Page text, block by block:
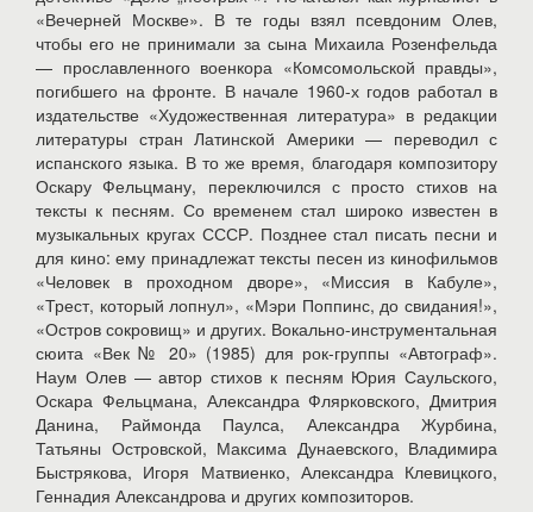
«Вечерней Москве». В те годы взял псевдоним Олев,
чтобы его не принимали за сына Михаила Розенфельда
— прославленного военкора «Комсомольской правды»,
погибшего на фронте. В начале 1960-х годов работал в
издательстве «Художественная литература» в редакции
литературы стран Латинской Америки — переводил с
испанского языка. В то же время, благодаря композитору
Оскару Фельцману, переключился с просто стихов на
тексты к песням. Со временем стал широко известен в
музыкальных кругах СССР. Позднее стал писать песни и
для кино: ему принадлежат тексты песен из кинофильмов
«Человек в проходном дворе», «Миссия в Кабуле»,
«Трест, который лопнул», «Мэри Поппинс, до свидания!»,
«Остров сокровищ» и других. Вокально-инструментальная
сюита «Век № 20» (1985) для рок-группы «Автограф».
Наум Олев — автор стихов к песням Юрия Саульского,
Оскара Фельцмана, Александра Флярковского, Дмитрия
Данина, Раймонда Паулса, Александра Журбина,
Татьяны Островской, Максима Дунаевского, Владимира
Быстрякова, Игоря Матвиенко, Александра Клевицкого,
Геннадия Александрова и других композиторов.